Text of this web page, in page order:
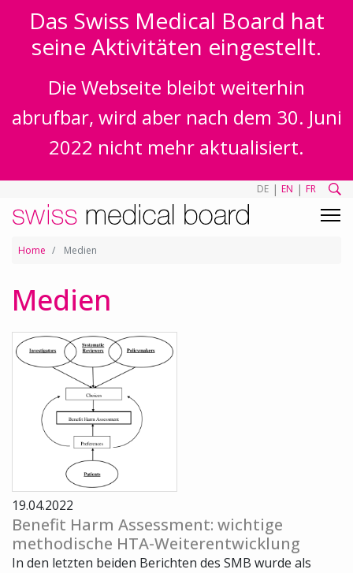
Das Swiss Medical Board hat
seine Aktivitäten eingestellt.
Die Webseite bleibt weiterhin
abrufbar, wird aber nach dem 30. Juni
2022 nicht mehr aktualisiert.
DE | EN | FR
Home Medien
Medien
19.04.2022
Benefit Harm Assessment: wichtige
methodische HTA-Weiterentwicklung
In den letzten beiden Berichten des SMB wurde als